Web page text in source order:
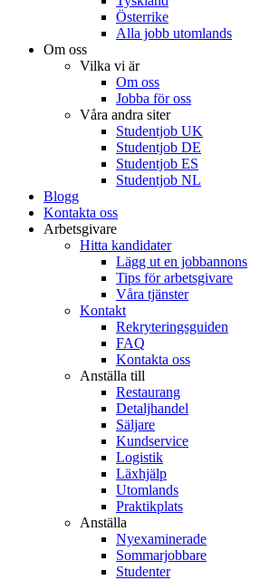
Österrike
Alla jobb utomlands
Om oss
Vilka vi är
Om oss
Jobba för oss
Våra andra siter
Studentjob UK
Studentjob DE
Studentjob ES
Studentjob NL
Blogg
Kontakta oss
Arbetsgivare
Hitta kandidater
Lägg ut en jobbannons
Tips för arbetsgivare
Våra tjänster
Kontakt
Rekryteringsguiden
FAQ
Kontakta oss
Anställa till
Restaurang
Detaljhandel
Säljare
Kundservice
Logistik
Läxhjälp
Utomlands
Praktikplats
Anställa
Nyexaminerade
Sommarjobbare
Studenter